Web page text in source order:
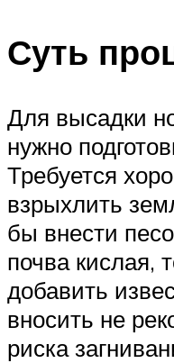
Суть
Для высадки
нужно
Требуется
взрыхлить
бы внести
почва кислая,
добавить
вносить не
риска